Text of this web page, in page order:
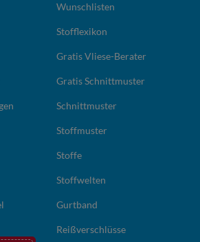
Wunschlisten
Stofflexikon
Gratis Vliese-Berater
Gratis Schnittmuster
Schnittmuster
Stoffmuster
Stoffe
Stoffwelten
Gurtband
Reißverschlüsse